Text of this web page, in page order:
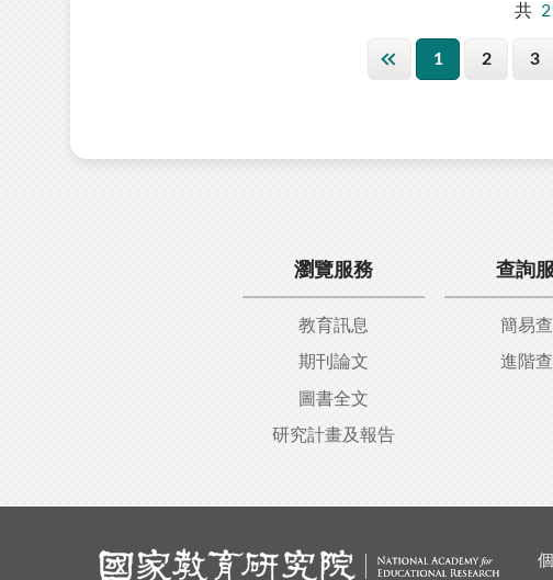
共
1 2 3
瀏覽服務
教育訊息
期刊論文
圖書全文
研究計畫及報告
查詢
簡易
進階